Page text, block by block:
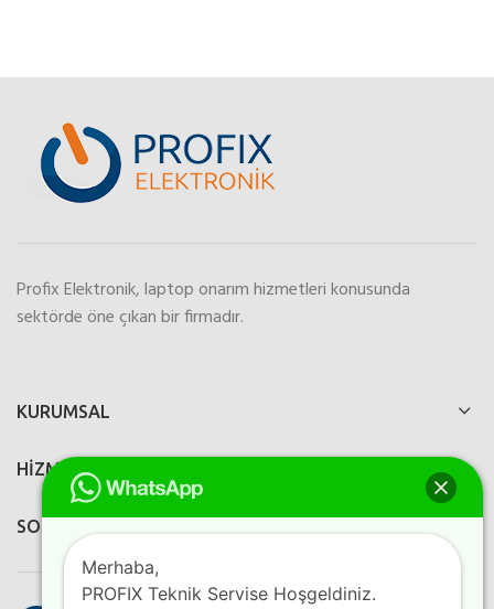
Profix Elektronik, laptop onarım hizmetleri konusunda
sektörde öne çıkan bir firmadır.
KURUMSAL
HİZMETLERİMİZ
SOSYAL MEDYA
Merhaba,
PROFIX Teknik Servise Hoşgeldiniz.